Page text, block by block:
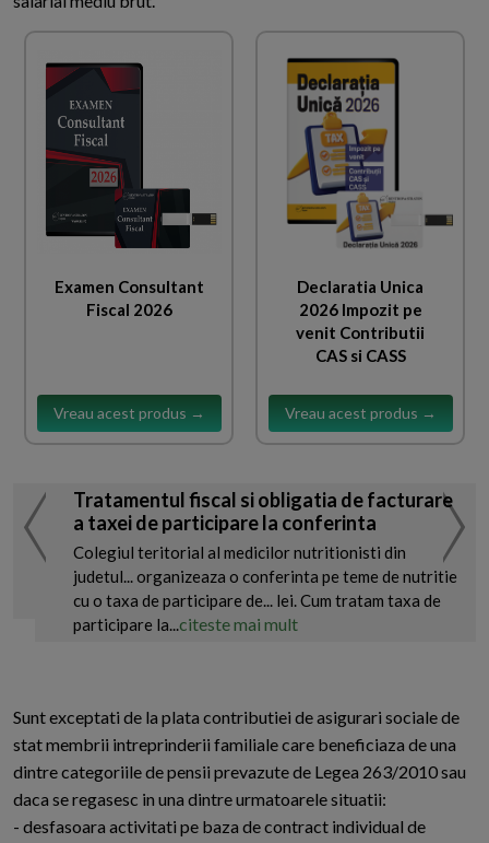
Examen Consultant
Fiscal 2026
Vreau acest produs →
Declaratia Unica
2026 Impozit pe
venit Contributii
CAS si CASS
Vreau acest produs →
Tratamentul fiscal si obligatia de facturare
a taxei de participare la conferinta
Colegiul teritorial al medicilor nutritionisti din
judetul... organizeaza o conferinta pe teme de nutritie
cu o taxa de participare de... lei. Cum tratam taxa de
participare la...citeste mai mult
Sunt exceptati de la plata contributiei de asigurari sociale de
stat membrii intreprinderii familiale care beneficiaza de una
dintre categoriile de pensii prevazute de Legea 263/2010 sau
daca se regasesc in una dintre urmatoarele situatii:
- desfasoara activitati pe baza de contract individual de